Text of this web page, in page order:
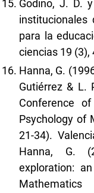
Godino, J. D.
institucionales
para la
ciencias 19 (3),
Hanna, G.
Gutiérrez & L.
Conference
Psychology of
21-34).
Hanna, G.
exploration: